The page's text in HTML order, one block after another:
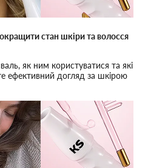
стан шкіри та волосся
як ним користуватися та які
ефективний догляд за шкірою